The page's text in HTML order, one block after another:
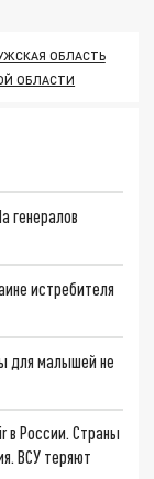
ОБЛАСТЬ
ОБЛАСТИ
генералов
истребителя
для малышей не
в России. Страны
ВСУ теряют